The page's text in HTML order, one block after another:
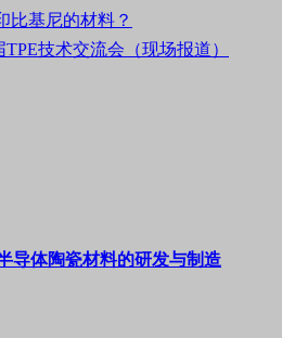
比基尼的材料？
技术交流会（现场报道）
导体陶瓷材料的研发与制造